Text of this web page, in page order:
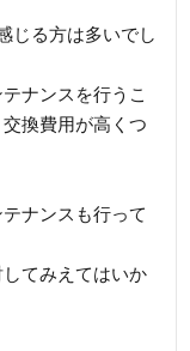
じる方は多いでし
ナンスを行うこ
換費用が高くつ
ナンスも行って
てみえてはいか